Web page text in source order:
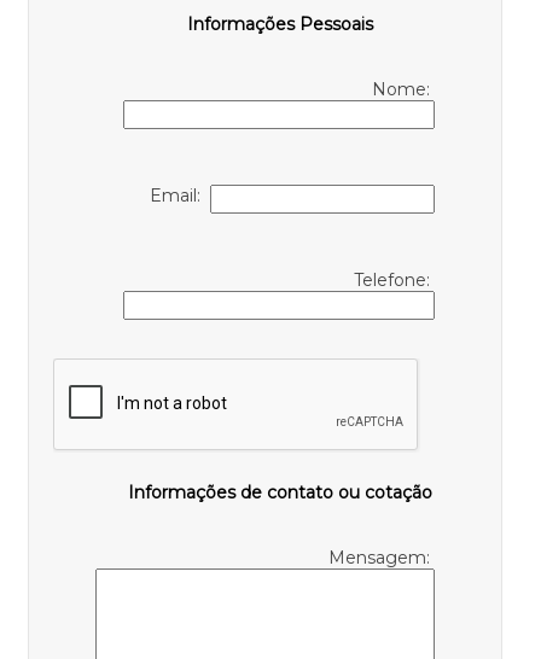
Informações Pessoais
Nome:
Email:
Telefone:
Informações de contato ou cotação
Mensagem: